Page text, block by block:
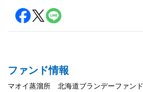
ファンド情報
マオイ蒸溜所 北海道ブランデーファンド